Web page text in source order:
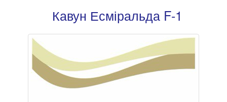
Кавун Есміральда F-1